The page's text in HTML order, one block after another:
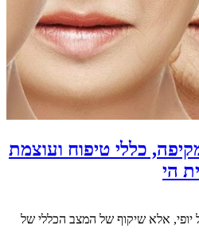
כללי טיפוח ועוצמת
הי
אלא שיקוף של המצב הכללי של